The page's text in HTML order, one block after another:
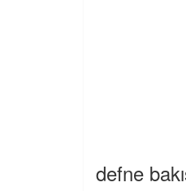
defne